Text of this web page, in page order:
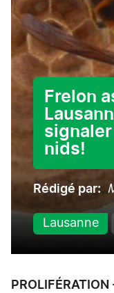
Frelon
nids!
Rédigé par
Lausanne